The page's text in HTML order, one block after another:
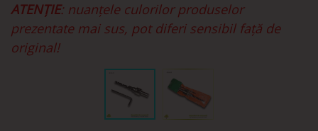
ATENȚIE: nuanțele culorilor produselor
prezentate mai sus, pot diferi sensibil față de
original!